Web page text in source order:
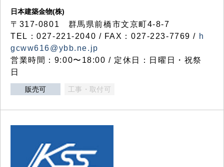
日本建築金物(株)
〒317‐0801 群馬県前橋市文京町4-8-7
TEL：027-221-2040 / FAX：027-223-7769 / h
gcww616@ybb.ne.jp
営業時間：9:00〜18:00 / 定休日：日曜日・祝祭
日
販売可 工事・取付可